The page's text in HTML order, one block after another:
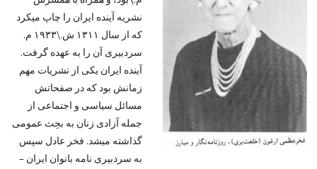
نشریه آینده ایران را چاپ میکرد
که از سال ۱۳۱۱ ش.\۱۹۳۳ م.
سردبیری آن را به عهده گرفت.
آینده ایران یکی از نشریات مهم
زمانش بود که در صفحاتش
مسائل سیاسی و اجتماعی از
جمله آزادی زنان به بحِث عمومی
گذاشته میشد. فخر عادل سپس
به سردبیری نامه بانوان ایران –